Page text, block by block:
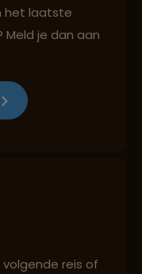
cultuur en milieu
het laatste
Meld je dan aan
reis of